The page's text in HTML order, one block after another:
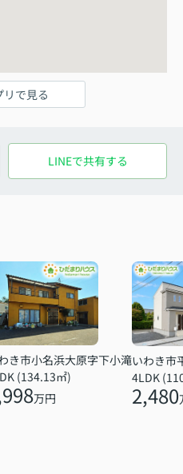
で見る
LINEで共有する
き市小名浜大原字下小滝
(134.13㎡)
万円
いわき市
4LDK
2,480